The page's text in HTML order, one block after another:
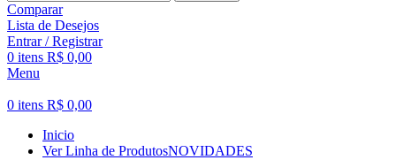
Comparar
Lista de Desejos
Entrar / Registrar
0 itens R$ 0,00
Menu
0 itens R$ 0,00
Inicio
Ver Linha de ProdutosNOVIDADES